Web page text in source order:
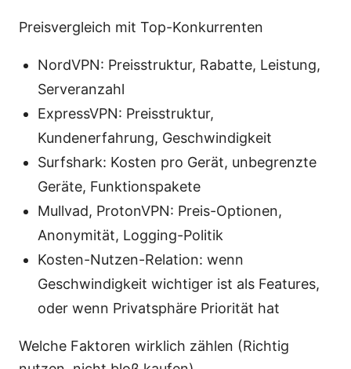
Preisvergleich mit Top-Konkurrenten
NordVPN: Preisstruktur, Rabatte, Leistung,
Serveranzahl
ExpressVPN: Preisstruktur,
Kundenerfahrung, Geschwindigkeit
Surfshark: Kosten pro Gerät, unbegrenzte
Geräte, Funktionspakete
Mullvad, ProtonVPN: Preis-Optionen,
Anonymität, Logging-Politik
Kosten-Nutzen-Relation: wenn
Geschwindigkeit wichtiger ist als Features,
oder wenn Privatsphäre Priorität hat
Welche Faktoren wirklich zählen (Richtig